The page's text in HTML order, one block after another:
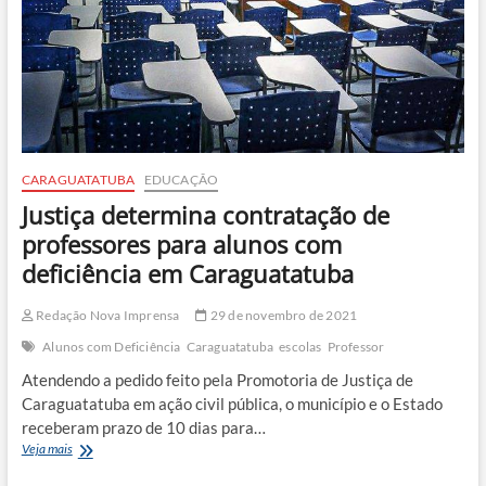
CARAGUATATUBA EDUCAÇÃO
Justiça determina contratação de
professores para alunos com
deficiência em Caraguatatuba
Redação Nova Imprensa
29 de novembro de 2021
Alunos com Deficiência Caraguatatuba escolas Professor
Atendendo a pedido feito pela Promotoria de Justiça de
Caraguatatuba em ação civil pública, o município e o Estado
receberam prazo de 10 dias para…
Veja maisJustiça